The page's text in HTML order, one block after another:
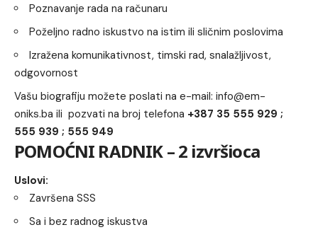
Poznavanje rada na računaru
Poželjno radno iskustvo na istim ili sličnim poslovima
Izražena komunikativnost, timski rad, snalažljivost,
odgovornost
Vašu biografiju možete poslati na e-mail: info@em-
oniks.ba ili pozvati na broj telefona +387 35 555 929 ;
555 939 ; 555 949
POMOĆNI RADNIK – 2 izvršioca
Uslovi:
Završena SSS
Sa i bez radnog iskustva